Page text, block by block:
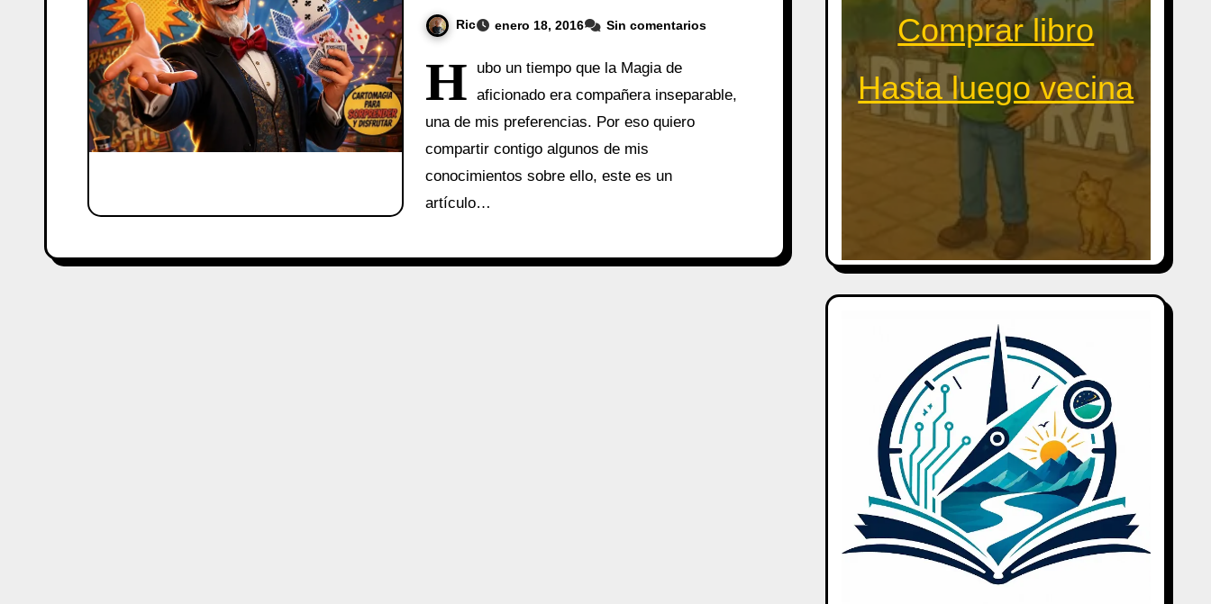
Ric enero 18, 2016 Sin comentarios
H
ubo un tiempo que la Magia de
aficionado era compañera inseparable,
una de mis preferencias. Por eso quiero
compartir contigo algunos de mis
conocimientos sobre ello, este es un
artículo…
Comprar libro
Hasta luego vecina